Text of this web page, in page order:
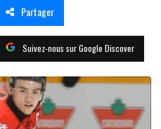
Partager
Suivez-nous sur Google Discover